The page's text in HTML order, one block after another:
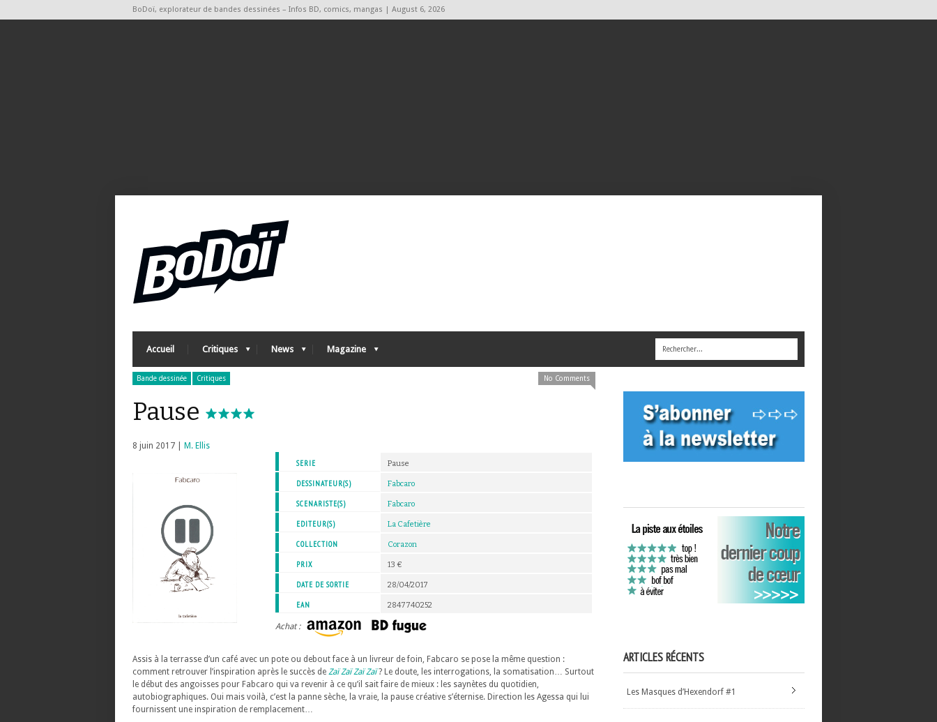
BoDoï, explorateur de bandes dessinées – Infos BD, comics, mangas | August 6, 2026
Accueil Critiques News Magazine
Bande dessinée Critiques No Comments
Pause
8 juin 2017 |
M. Ellis
SERIE
Pause
DESSINATEUR(S) Fabcaro
SCENARISTE(S) Fabcaro
EDITEUR(S) La Cafetière
COLLECTION Corazon
PRIX 13 €
DATE DE SORTIE 28/04/2017
EAN 2847740252
Achat :
Assis à la terrasse d’un café avec un pote ou debout face à un livreur de foin, Fabcaro se pose la même question :
comment retrouver l’inspiration après le succès de Zaï Zaï Zaï Zaï? Le doute, les interrogations, la somatisation… Surtout
le début des angoisses pour Fabcaro qui va revenir à ce qu’il sait faire de mieux : les saynètes du quotidien,
autobiographiques. Oui mais voilà, c’est la panne sèche, la vraie, la pause créative s’éternise. Direction les Agessa qui lui
fournissent une inspiration de remplacement…
ARTICLES RÉCENTS
Les Masques d’Hexendorf #1